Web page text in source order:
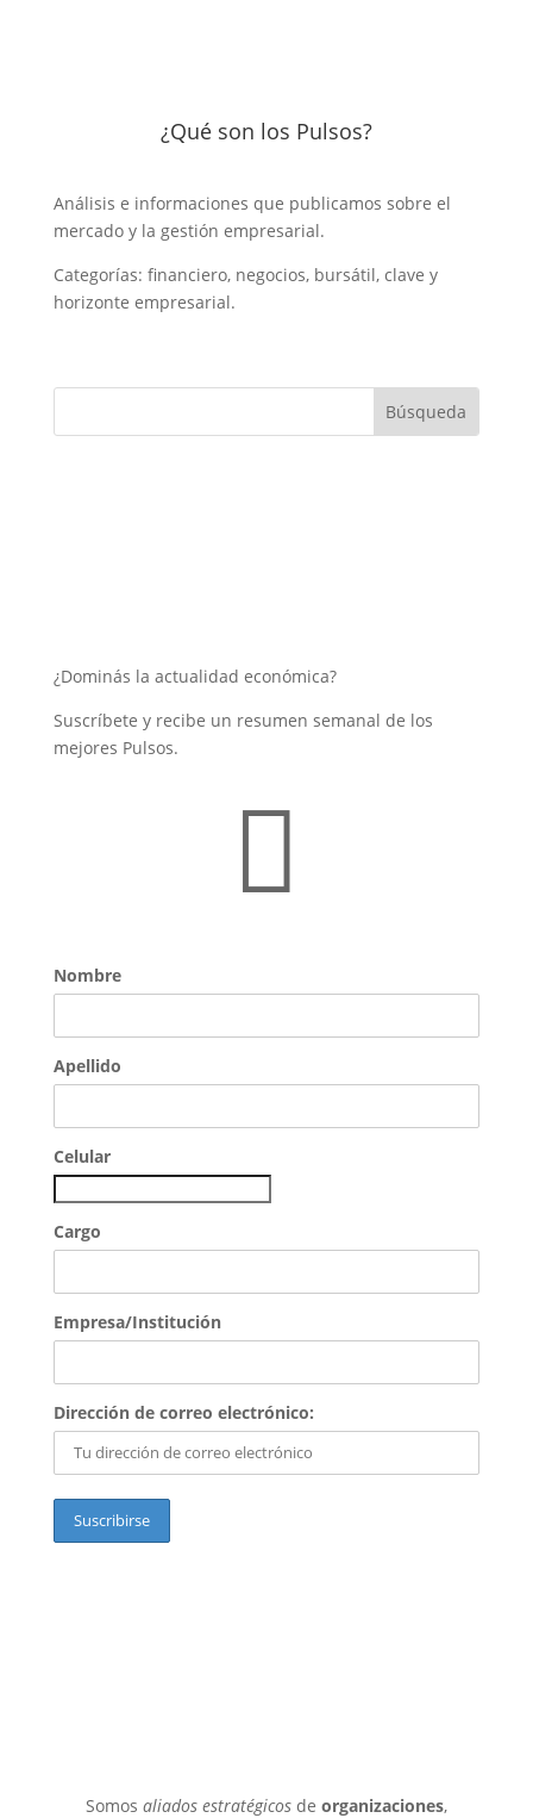
¿Qué son los Pulsos?
Análisis e informaciones que publicamos sobre el
mercado y la gestión empresarial.
Categorías: financiero, negocios, bursátil, clave y
horizonte empresarial.
¿Dominás la actualidad económica?
Suscríbete y recibe un resumen semanal de los
mejores Pulsos.

Nombre
Apellido
Celular
Cargo
Empresa/Institución
Dirección de correo electrónico:
Somos aliados estratégicosde organizaciones,